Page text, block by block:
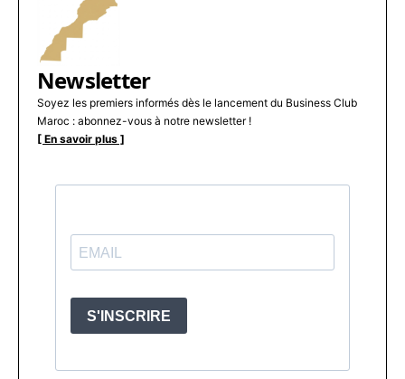
Newsletter
Soyez les premiers informés dès le lancement du Business Club
Maroc : abonnez-vous à notre newsletter !
[ En savoir plus ]